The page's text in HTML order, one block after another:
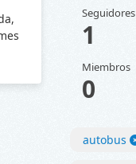
Seguidores
1
Miembros
0
autobus